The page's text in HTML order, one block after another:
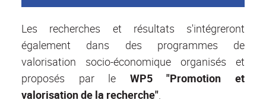
Les recherches et résultats s'intégreront
également dans des programmes de
valorisation socio-économique organisés et
proposés par le WP5 "Promotion et
valorisation de la recherche".